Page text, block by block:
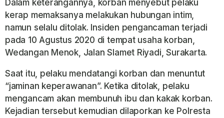
Dalam keterangannya, korban menyebut pelaku
kerap memaksanya melakukan hubungan intim,
namun selalu ditolak. Insiden pengancaman terjadi
pada 10 Agustus 2020 di tempat usaha korban,
Wedangan Menok, Jalan Slamet Riyadi, Surakarta.
Saat itu, pelaku mendatangi korban dan menuntut
“jaminan keperawanan”. Ketika ditolak, pelaku
mengancam akan membunuh ibu dan kakak korban.
Kejadian tersebut kemudian dilaporkan ke Polresta